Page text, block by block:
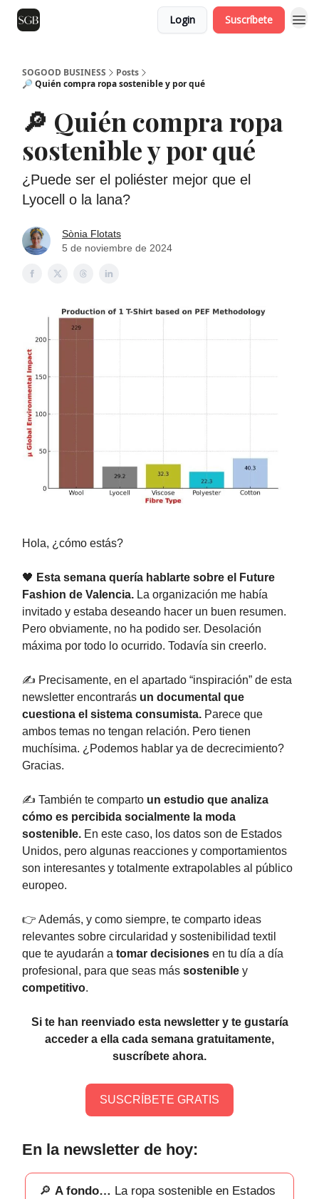
Login Suscríbete
SOGOOD BUSINESS
Posts
🔎 Quién compra ropa sostenible y por qué
🔎 Quién compra ropa
sostenible y por qué
¿Puede ser el poliéster mejor que el
Lyocell o la lana?
Sònia Flotats
5 de noviembre de 2024
Hola, ¿cómo estás?
🖤 Esta semana quería hablarte sobre el Future
Fashion de Valencia. La organización me había
invitado y estaba deseando hacer un buen resumen.
Pero obviamente, no ha podido ser. Desolación
máxima por todo lo ocurrido. Todavía sin creerlo.
✍️ Precisamente, en el apartado “inspiración” de esta
newsletter encontrarás un documental que
cuestiona el sistema consumista. Parece que
ambos temas no tengan relación. Pero tienen
muchísima. ¿Podemos hablar ya de decrecimiento?
Gracias.
✍️ También te comparto un estudio que analiza
cómo es percibida socialmente la moda
sostenible. En este caso, los datos son de Estados
Unidos, pero algunas reacciones y comportamientos
son interesantes y totalmente extrapolables al público
europeo.
👉 Además, y como siempre, te comparto ideas
relevantes sobre circularidad y sostenibilidad textil
que te ayudarán a tomar decisiones en tu día a día
profesional, para que seas más sostenible y
competitivo.
Si te han reenviado esta newsletter y te gustaría
acceder a ella cada semana gratuitamente,
suscríbete ahora.
SUSCRÍBETE GRATIS
En la newsletter de hoy:
🔎 A fondo… La ropa sostenible en Estados